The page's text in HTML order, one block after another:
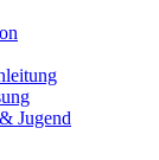
Jugend